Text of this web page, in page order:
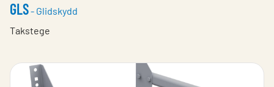
GLS- Glidskydd
Takstege